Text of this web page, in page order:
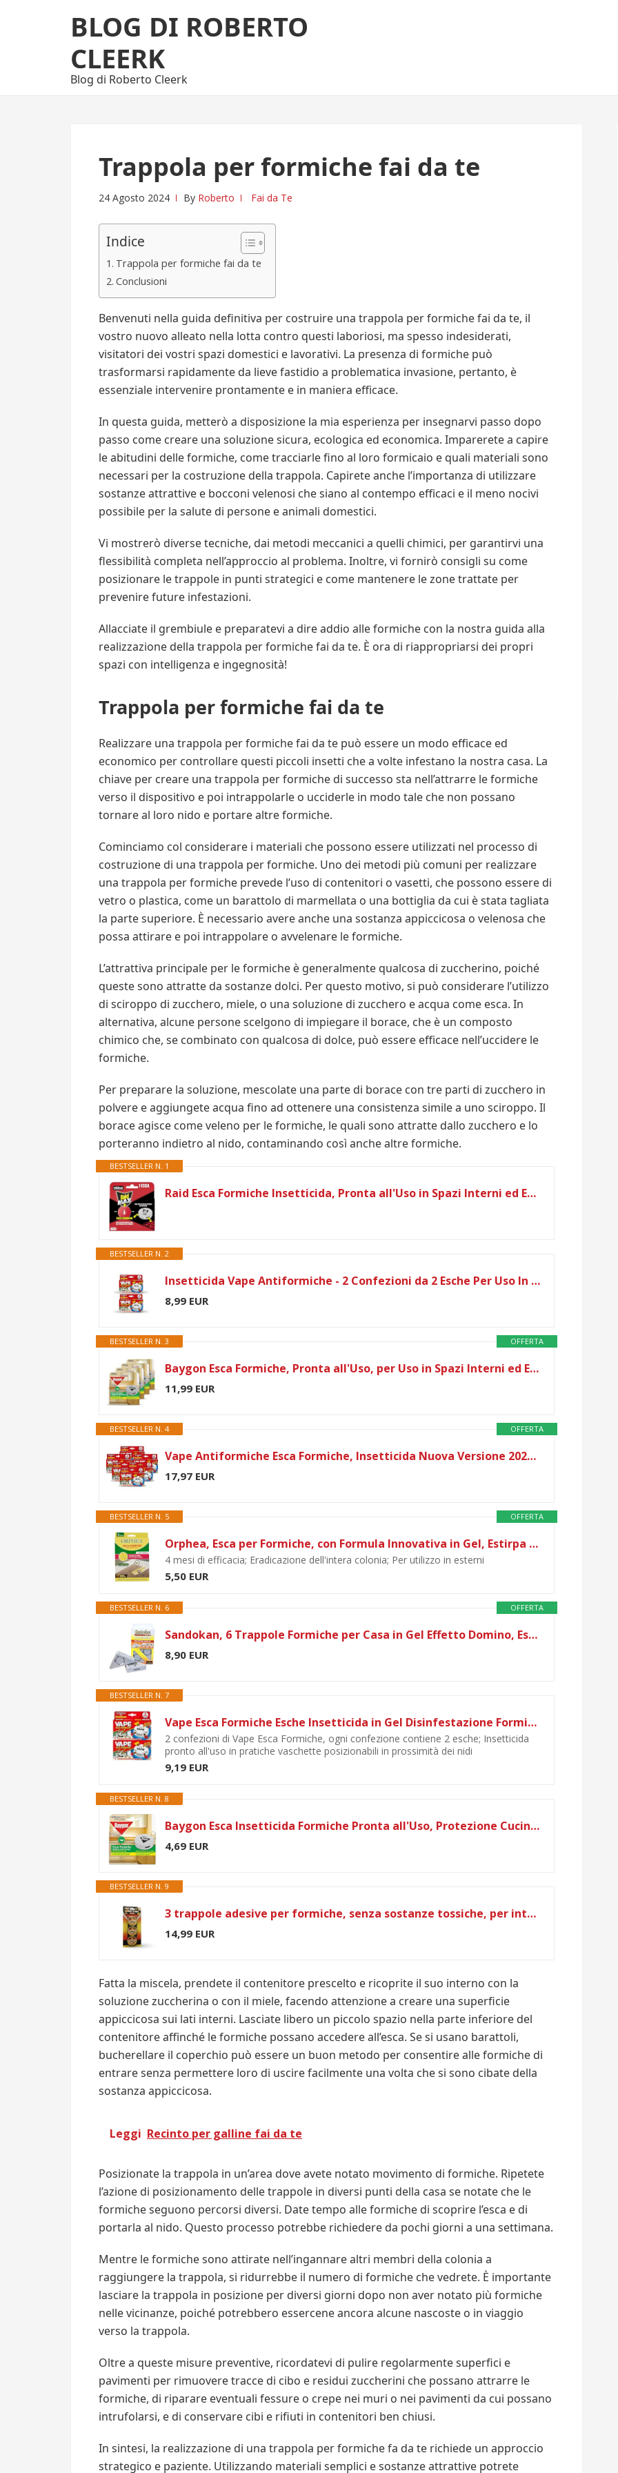
to
to
BLOG DI ROBERTO
CLEERK
Blog di Roberto Cleerk
Trappola per formiche fai da te
24 Agosto 2024 By Roberto Fai da Te
Indice
Trappola per formiche fai da te
Conclusioni
Benvenuti nella guida definitiva per costruire una trappola per formiche fai da te, il
vostro nuovo alleato nella lotta contro questi laboriosi, ma spesso indesiderati,
visitatori dei vostri spazi domestici e lavorativi. La presenza di formiche può
trasformarsi rapidamente da lieve fastidio a problematica invasione, pertanto, è
essenziale intervenire prontamente e in maniera efficace.
In questa guida, metterò a disposizione la mia esperienza per insegnarvi passo dopo
passo come creare una soluzione sicura, ecologica ed economica. Imparerete a capire
le abitudini delle formiche, come tracciarle fino al loro formicaio e quali materiali sono
necessari per la costruzione della trappola. Capirete anche l’importanza di utilizzare
sostanze attrattive e bocconi velenosi che siano al contempo efficaci e il meno nocivi
possibile per la salute di persone e animali domestici.
Vi mostrerò diverse tecniche, dai metodi meccanici a quelli chimici, per garantirvi una
flessibilità completa nell’approccio al problema. Inoltre, vi fornirò consigli su come
posizionare le trappole in punti strategici e come mantenere le zone trattate per
prevenire future infestazioni.
Allacciate il grembiule e preparatevi a dire addio alle formiche con la nostra guida alla
realizzazione della trappola per formiche fai da te. È ora di riappropriarsi dei propri
spazi con intelligenza e ingegnosità!
Trappola per formiche fai da te
Realizzare una trappola per formiche fai da te può essere un modo efficace ed
economico per controllare questi piccoli insetti che a volte infestano la nostra casa. La
chiave per creare una trappola per formiche di successo sta nell’attrarre le formiche
verso il dispositivo e poi intrappolarle o ucciderle in modo tale che non possano
tornare al loro nido e portare altre formiche.
Cominciamo col considerare i materiali che possono essere utilizzati nel processo di
costruzione di una trappola per formiche. Uno dei metodi più comuni per realizzare
una trappola per formiche prevede l’uso di contenitori o vasetti, che possono essere di
vetro o plastica, come un barattolo di marmellata o una bottiglia da cui è stata tagliata
la parte superiore. È necessario avere anche una sostanza appiccicosa o velenosa che
possa attirare e poi intrappolare o avvelenare le formiche.
L’attrattiva principale per le formiche è generalmente qualcosa di zuccherino, poiché
queste sono attratte da sostanze dolci. Per questo motivo, si può considerare l’utilizzo
di sciroppo di zucchero, miele, o una soluzione di zucchero e acqua come esca. In
alternativa, alcune persone scelgono di impiegare il borace, che è un composto
chimico che, se combinato con qualcosa di dolce, può essere efficace nell’uccidere le
formiche.
Per preparare la soluzione, mescolate una parte di borace con tre parti di zucchero in
polvere e aggiungete acqua fino ad ottenere una consistenza simile a uno sciroppo. Il
borace agisce come veleno per le formiche, le quali sono attratte dallo zucchero e lo
porteranno indietro al nido, contaminando così anche altre formiche.
BESTSELLER N. 1
Raid Esca Formiche Insetticida, Pronta all'Uso in Spazi Interni ed Esterni, Confezione da 1 Pezzo, Versione Attuale
BESTSELLER N. 2
Insetticida Vape Antiformiche - 2 Confezioni da 2 Esche Per Uso In Spazi Interni e Esterni
8,99 EUR
OFFERTA
BESTSELLER N. 3
Baygon Esca Formiche, Pronta all'Uso, per Uso in Spazi Interni ed Esterni, Confezione scorta da 4x Esche Insetticida
11,99 EUR
OFFERTA
BESTSELLER N. 4
Vape Antiformiche Esca Formiche, Insetticida Nuova Versione 2024 Elevata Efficacia - Confezione da 2 pezzi (6 Unità)
17,97 EUR
OFFERTA
BESTSELLER N. 5
Orphea, Esca per Formiche, con Formula Innovativa in Gel, Estirpa il Nido e la Colonia, Ideale per Interni, Edifici e Terrazzi, Efficacia 4 Mesi
4 mesi di efficacia; Eradicazione dell'intera colonia; Per utilizzo in esterni
5,50 EUR
OFFERTA
BESTSELLER N. 6
Sandokan, 6 Trappole Formiche per Casa in Gel Effetto Domino, Esca Formiche Elimina Formicaio per Interni ed Esterni, Insetticida Pronto all'Uso Design Triangolare per Angoli, Made in Italy
8,90 EUR
BESTSELLER N. 7
Vape Esca Formiche Esche Insetticida in Gel Disinfestazione Formicaio Efficacia 3 Mesi - 4 Esche Biocida
2 confezioni di Vape Esca Formiche, ogni confezione contiene 2 esche; Insetticida
pronto all'uso in pratiche vaschette posizionabili in prossimità dei nidi
9,19 EUR
BESTSELLER N. 8
Baygon Esca Insetticida Formiche Pronta all'Uso, Protezione Cucina 30 g - Confezione da 1 Esca per Uso in Spazi Interni ed Esterni
4,69 EUR
BESTSELLER N. 9
3 trappole adesive per formiche, senza sostanze tossiche, per interni ed esterni, senza parassiti, senza biocidi
14,99 EUR
Fatta la miscela, prendete il contenitore prescelto e ricoprite il suo interno con la
soluzione zuccherina o con il miele, facendo attenzione a creare una superficie
appiccicosa sui lati interni. Lasciate libero un piccolo spazio nella parte inferiore del
contenitore affinché le formiche possano accedere all’esca. Se si usano barattoli,
bucherellare il coperchio può essere un buon metodo per consentire alle formiche di
entrare senza permettere loro di uscire facilmente una volta che si sono cibate della
sostanza appiccicosa.
Leggi Recinto per galline fai da te
Posizionate la trappola in un’area dove avete notato movimento di formiche. Ripetete
l’azione di posizionamento delle trappole in diversi punti della casa se notate che le
formiche seguono percorsi diversi. Date tempo alle formiche di scoprire l’esca e di
portarla al nido. Questo processo potrebbe richiedere da pochi giorni a una settimana.
Mentre le formiche sono attirate nell’ingannare altri membri della colonia a
raggiungere la trappola, si ridurrebbe il numero di formiche che vedrete. È importante
lasciare la trappola in posizione per diversi giorni dopo non aver notato più formiche
nelle vicinanze, poiché potrebbero essercene ancora alcune nascoste o in viaggio
verso la trappola.
Oltre a queste misure preventive, ricordatevi di pulire regolarmente superfici e
pavimenti per rimuovere tracce di cibo e residui zuccherini che possano attrarre le
formiche, di riparare eventuali fessure o crepe nei muri o nei pavimenti da cui possano
intrufolarsi, e di conservare cibi e rifiuti in contenitori ben chiusi.
In sintesi, la realizzazione di una trappola per formiche fa da te richiede un approccio
strategico e paziente. Utilizzando materiali semplici e sostanze attrattive potrete